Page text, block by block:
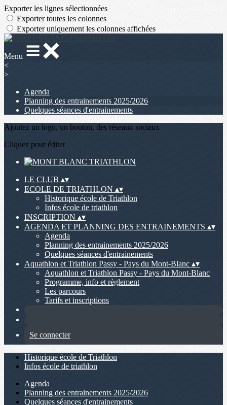
Exporter les lignes sélectionnées
Exporter toutes les colonnes
Exporter uniquement les colonnes affichées
Menu
<
>
Agenda
Planning des entrainements 2025/2026
Quelques séances d'entrainements
Ajoutez un logo, un bouton, des réseaux sociaux
Cliquez pour éditer
LE CLUB ▴▾
ECOLE DE TRIATHLON ▴▾
Historique école de Triathlon
Infos école de triathlon
INSCRIPTION ▴▾
AGENDA ET PLANNING DES ENTRAINEMENTS ▴▾
Agenda
Planning des entrainements 2025/2026
Quelques séances d'entrainements
Aquathlon et Triathlon Passy - Pays du Mont-Blanc ▴▾
Aquathlon et Triathlon Passy - Pays du Mont-Blanc
Programme, info et règlement
Les parcours
Tarifs et inscriptions
Se connecter
Historique école de Triathlon
Infos école de triathlon
Agenda
Planning des entrainements 2025/2026
Quelques séances d'entrainements